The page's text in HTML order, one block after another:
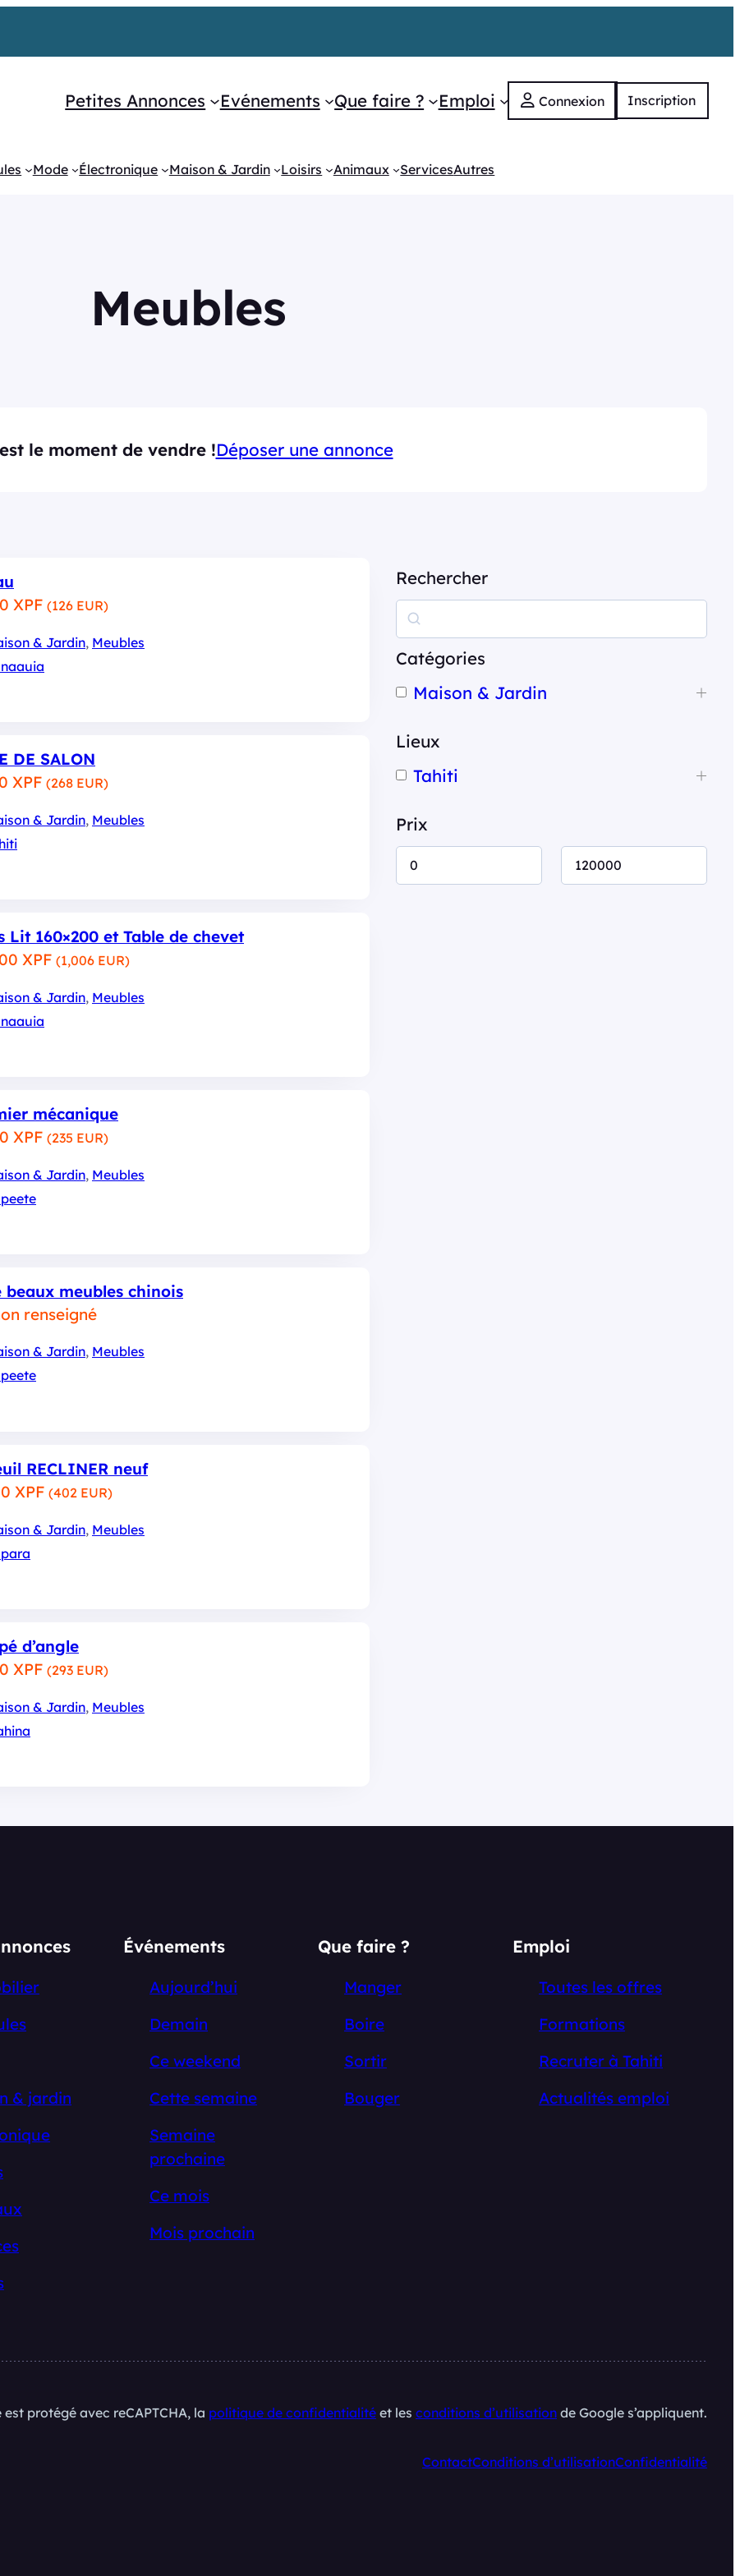
Petites Annonces Evénements Que faire ? Emploi Connexion Inscription
Mode Électronique Maison & Jardin Loisirs Animaux ServicesAutres
Meubles
le moment de vendre !Déposer une annonce
XPF (126 EUR)
& Jardin, Meubles
DE SALON
XPF (268 EUR)
& Jardin, Meubles
Lit 160×200 et Table de chevet
XPF (1,006 EUR)
& Jardin, Meubles
mécanique
XPF (235 EUR)
& Jardin, Meubles
beaux meubles chinois
renseigné
& Jardin, Meubles
RECLINER neuf
XPF (402 EUR)
& Jardin, Meubles
d’angle
XPF (293 EUR)
& Jardin, Meubles
Rechercher
e
c
h
c
h
r
Catégories
Maison & Jardin
Lieux
Tahiti
Prix
& jardin
Événements
Aujourd’hui
Demain
Ce weekend
Cette semaine
Semaine
prochaine
Ce mois
Mois prochain
Que faire ?
Manger
Boire
Sortir
Bouger
Emploi
Toutes les offres
Formations
Recruter à Tahiti
Actualités emploi
est protégé avec reCAPTCHA, la politique de confidentialité et les conditions d’utilisation de Google s’appliquent.
ContactConditions d’utilisationConfidentialité